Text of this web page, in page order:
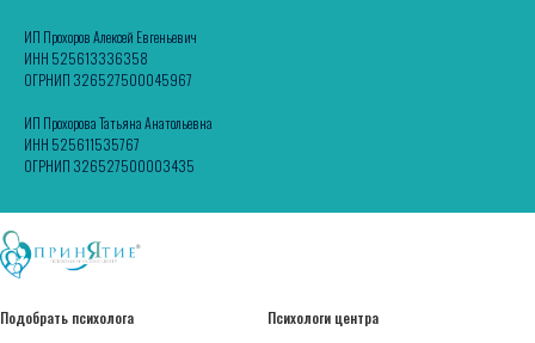
ИП Прохоров Алексей Евгеньевич
ИНН 525613336358
ОГРНИП 326527500045967
ИП Прохорова Татьяна Анатольевна
ИНН 525611535767
ОГРНИП 326527500003435
Подобрать психолога Психологи центра